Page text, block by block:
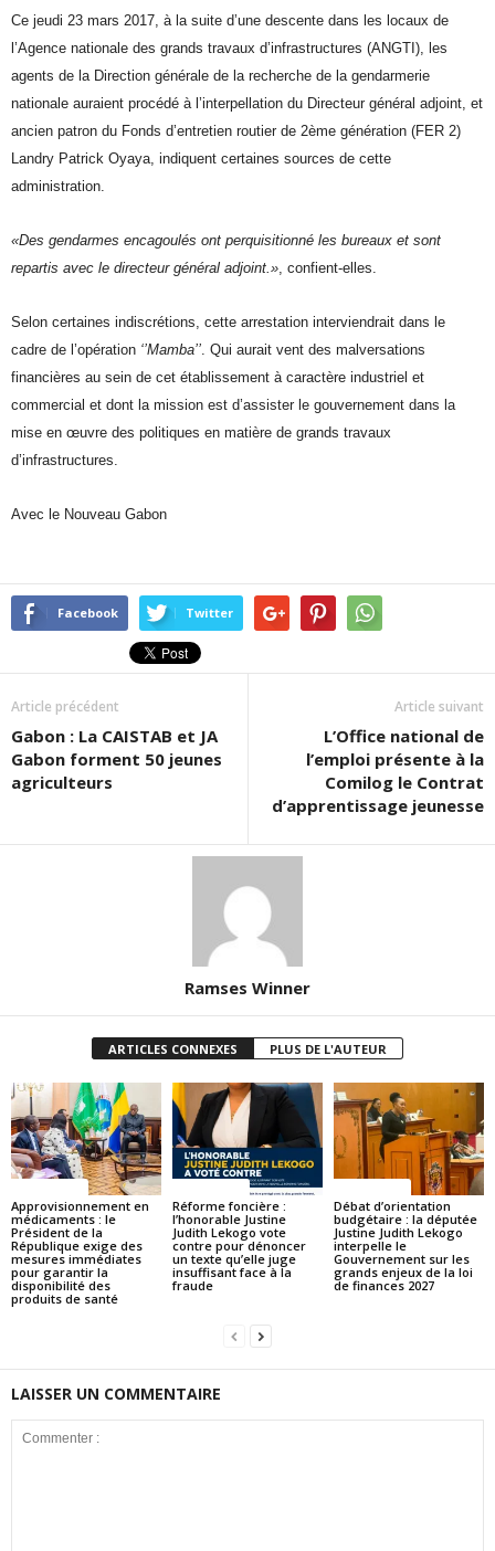
Ce jeudi 23 mars 2017, à la suite d’une descente dans les locaux de
l’Agence nationale des grands travaux d’infrastructures (ANGTI), les
agents de la Direction générale de la recherche de la gendarmerie
nationale auraient procédé à l’interpellation du Directeur général adjoint, et
ancien patron du Fonds d’entretien routier de 2ème génération (FER 2)
Landry Patrick Oyaya, indiquent certaines sources de cette
administration.
«Des gendarmes encagoulés ont perquisitionné les bureaux et sont
repartis avec le directeur général adjoint.», confient-elles.
Selon certaines indiscrétions, cette arrestation interviendrait dans le
cadre de l’opération ‘’Mamba’’. Qui aurait vent des malversations
financières au sein de cet établissement à caractère industriel et
commercial et dont la mission est d’assister le gouvernement dans la
mise en œuvre des politiques en matière de grands travaux
d’infrastructures.
Avec le Nouveau Gabon
Facebook Twitter
Article précédent
Gabon : La CAISTAB et JA
Gabon forment 50 jeunes
agriculteurs
Article suivant
L’Office national de
l’emploi présente à la
Comilog le Contrat
d’apprentissage jeunesse
Ramses Winner
ARTICLES CONNEXES PLUS DE L'AUTEUR
Approvisionnement en
médicaments : le
Président de la
République exige des
mesures immédiates
pour garantir la
disponibilité des
produits de santé
Réforme foncière :
l’honorable Justine
Judith Lekogo vote
contre pour dénoncer
un texte qu’elle juge
insuffisant face à la
fraude
Débat d’orientation
budgétaire : la députée
Justine Judith Lekogo
interpelle le
Gouvernement sur les
grands enjeux de la loi
de finances 2027
LAISSER UN COMMENTAIRE